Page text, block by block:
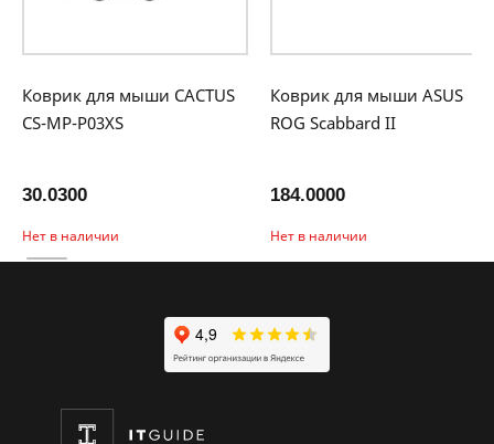
Коврик для мыши CACTUS
CS-MP-P03XS
30.0300
Нет в наличии
Коврик для мыши ASUS
ROG Scabbard II
184.0000
Нет в наличии